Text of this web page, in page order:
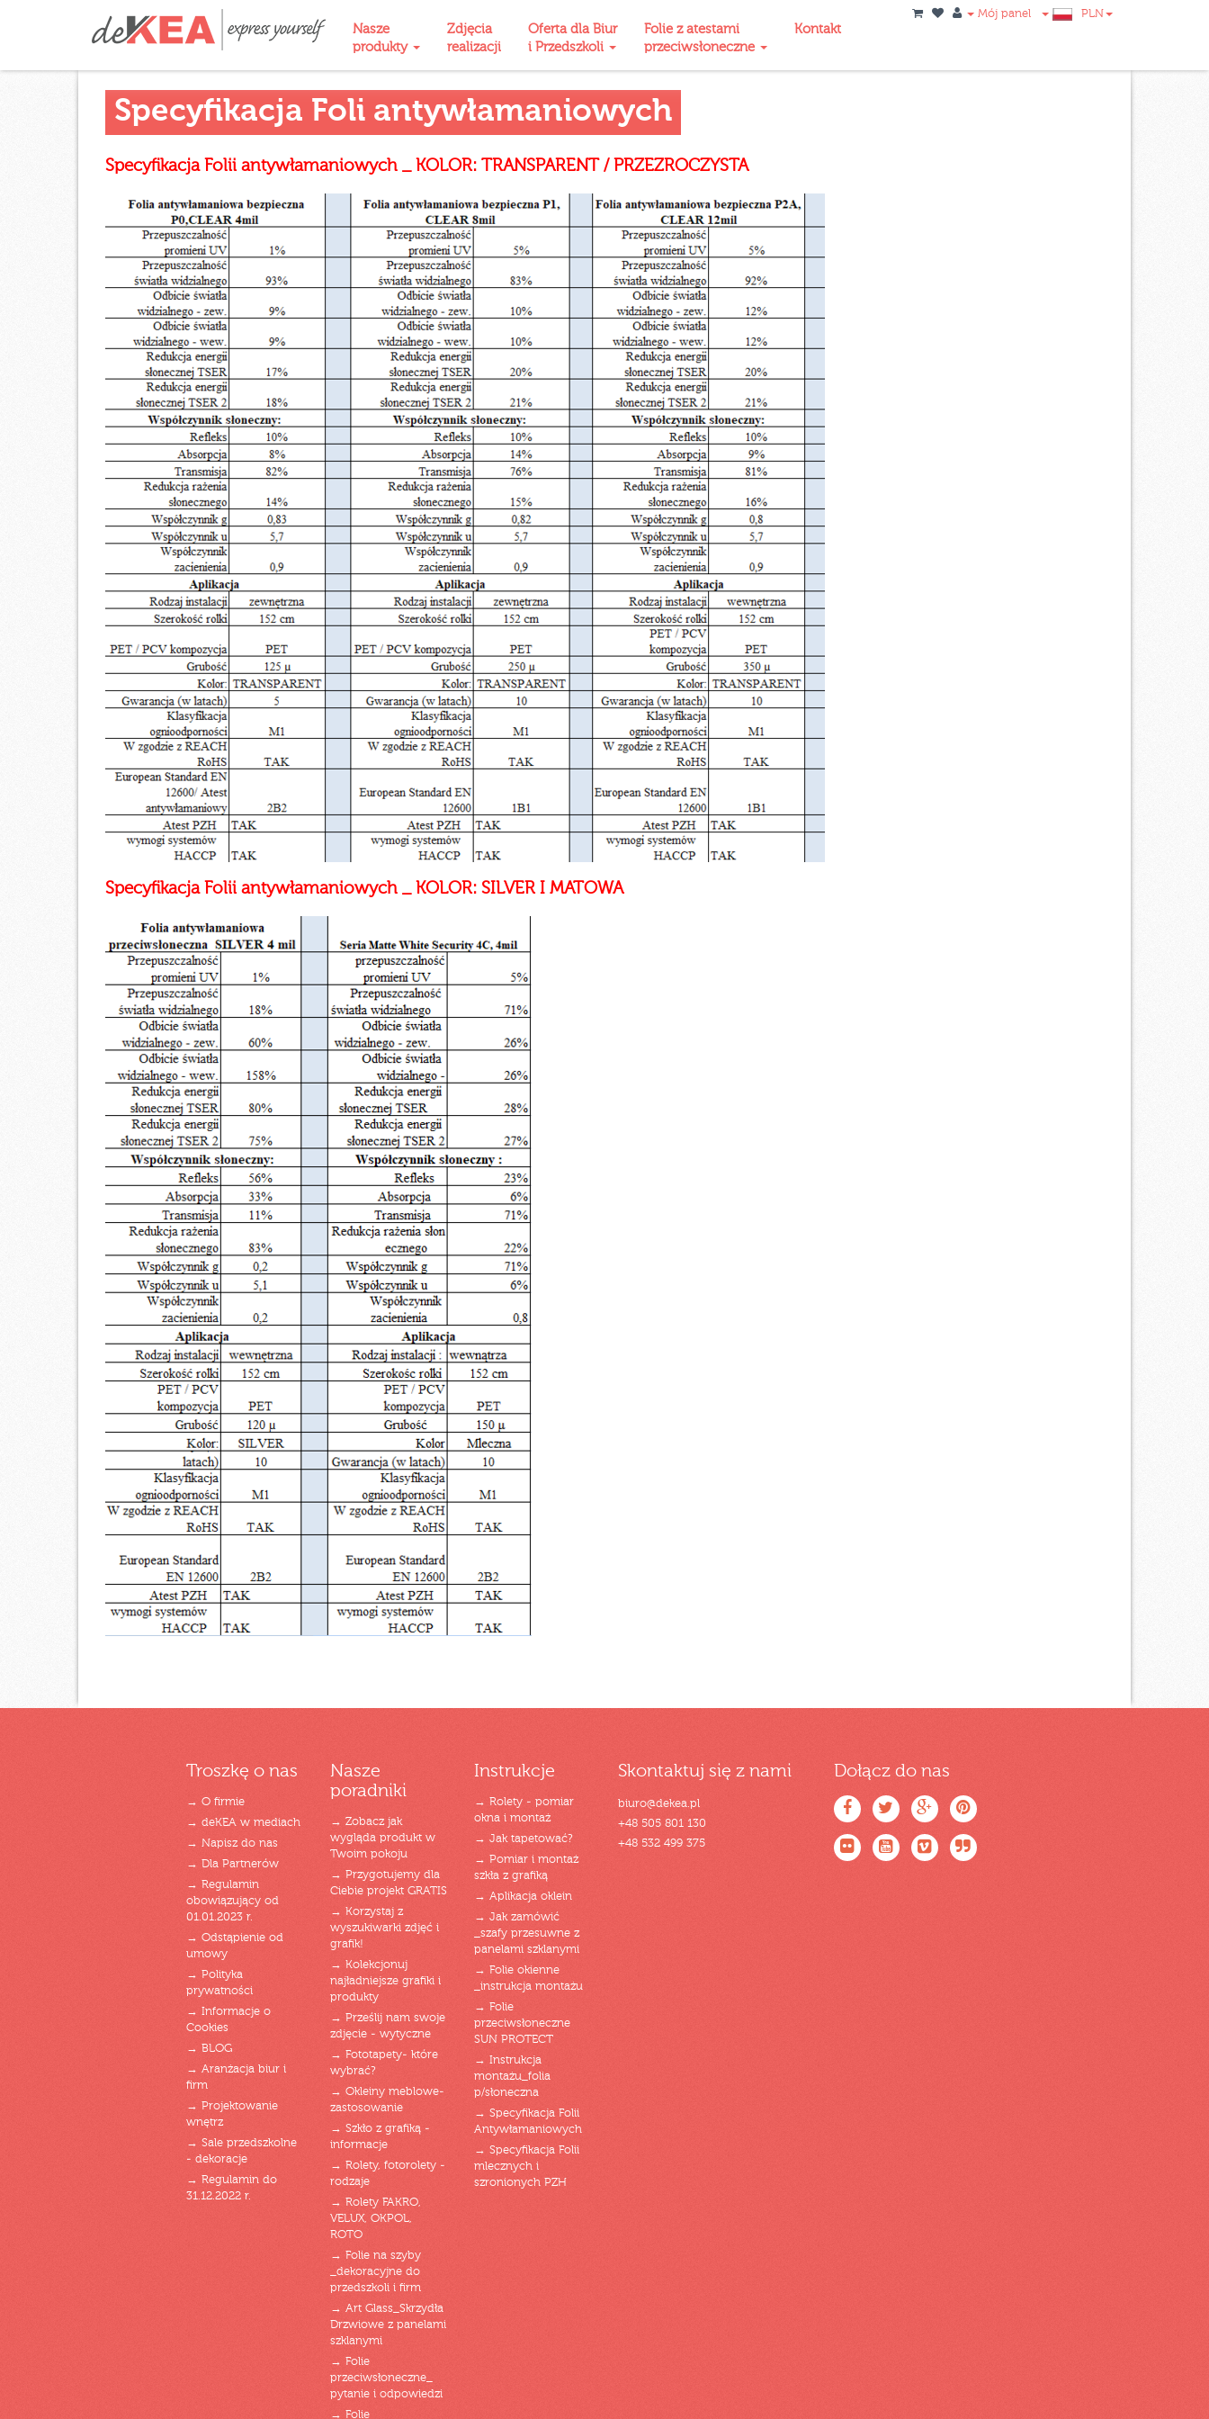
Nasze
produkty
Zdjęcia
realizacji
Oferta dla Biur
i Przedszkoli
Folie z atestami
przeciwsłoneczne
Kontakt
Mój panel PLN
Specyfikacja Foli antywłamaniowych
Specyfikacja Folii antywłamaniowych _ KOLOR: TRANSPARENT / PRZEZROCZYSTA
Specyfikacja Folii antywłamaniowych _ KOLOR: SILVER I MATOWA
Troszkę o nas
→ O firmie
→ deKEA w mediach
→ Napisz do nas
→ Dla Partnerów
→ Regulamin
obowiązujący od
01.01.2023 r.
→ Odstąpienie od
umowy
→ Polityka
prywatności
→ Informacje o
Cookies
→ BLOG
→ Aranżacja biur i
firm
→ Projektowanie
wnętrz
→ Sale przedszkolne
- dekoracje
→ Regulamin do
31.12.2022 r.
Nasze
poradniki
→ Zobacz jak
wygląda produkt w
Twoim pokoju
→ Przygotujemy dla
Ciebie projekt GRATIS
→ Korzystaj z
wyszukiwarki zdjęć i
grafik!
→ Kolekcjonuj
najładniejsze grafiki i
produkty
→ Prześlij nam swoje
zdjęcie - wytyczne
→ Fototapety- które
wybrać?
→ Okleiny meblowe-
zastosowanie
→ Szkło z grafiką -
informacje
→ Rolety, fotorolety -
rodzaje
→ Rolety FAKRO,
VELUX, OKPOL,
ROTO
→ Folie na szyby
_dekoracyjne do
przedszkoli i firm
→ Art Glass_Skrzydła
Drzwiowe z panelami
szklanymi
→ Folie
przeciwsłoneczne_
pytanie i odpowiedzi
→ Folie
Instrukcje
→ Rolety - pomiar
okna i montaż
→ Jak tapetować?
→ Pomiar i montaż
szkła z grafiką
→ Aplikacja oklein
→ Jak zamówić
_szafy przesuwne z
panelami szklanymi
→ Folie okienne
_instrukcja montażu
→ Folie
przeciwsłoneczne
SUN PROTECT
→ Instrukcja
montażu_folia
p/słoneczna
→ Specyfikacja Folii
Antywłamaniowych
→ Specyfikacja Folii
mlecznych i
szronionych PZH
Skontaktuj się z nami
biuro@dekea.pl
+48 505 801 130
+48 532 499 375
Dołącz do nas